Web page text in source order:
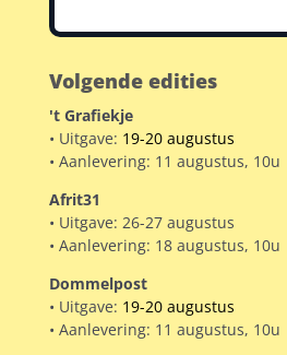
Volgende edities
't Grafiekje
• Uitgave: 19-20 augustus
• Aanlevering: 11 augustus, 10u
Afrit31
• Uitgave: 26-27 augustus
• Aanlevering: 18 augustus, 10u
Dommelpost
• Uitgave: 19-20 augustus
• Aanlevering: 11 augustus, 10u